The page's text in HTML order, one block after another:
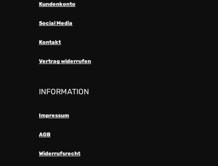
Kundenkonto
Social Media
Kontakt
Vertrag widerrufen
INFORMATION
Impressum
AGB
Widerrufsrecht